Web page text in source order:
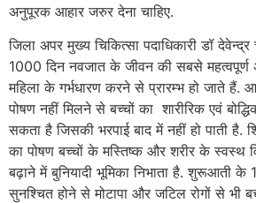
अनुपूरक आहार जरुर देना चाहिए.
जिला अपर मुख्य चिकित्सा पदाधिकारी डॉ
1000 दिन नवजात के जीवन की सबसे महत्वपूर्ण
महिला के गर्भधारण करने से प्रारम्भ हो जाते हैं.
पोषण नहीं मिलने से बच्चों का शारीरिक एवं
सकता है जिसकी भरपाई बाद में नहीं हो पाती है.
का पोषण बच्चों के मस्तिष्क और शरीर के स्वस्थ
बढ़ाने में बुनियादी भूमिका निभाता है. शुरूआती के
सुनश्चित होने से मोटापा और जटिल रोगों से भी